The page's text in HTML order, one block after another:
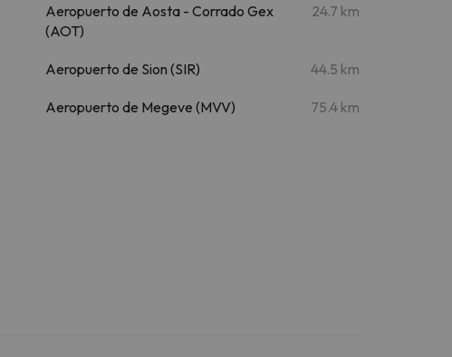
Aeropuerto de Aosta - Corrado Gex
(AOT)
24.7 km
Aeropuerto de Sion (SIR) 44.5 km
Aeropuerto de Megeve (MVV) 75.4 km